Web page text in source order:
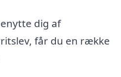
dig af
får du en række